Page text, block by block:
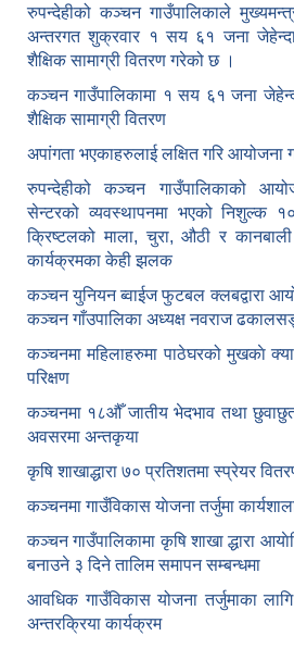
रुपन्देहीको कञ्चन गाउँपालिकाले
अन्तरगत शुक्रवार १ सय ६१ जना जेहेन्दार
शैक्षिक सामाग्री वितरण गरेको छ ।
कञ्चन गाउँपालिकामा १ सय ६१ जना
शैक्षिक सामाग्री वितरण
अपांगता भएकाहरुलाई लक्षित गरि आयोजना
रुपन्देहीको कञ्चन गाउँपालिकाको
सेन्टरको व्यवस्थापनमा भएको निशुल्क
क्रिष्टलको माला, चुरा, औठी र
कार्यक्रमका केही झलक
कञ्चन युनियन ब्वाईज फुटबल क्लबद्वारा
कञ्चन गाँउपालिका अध्यक्ष नवराज
कञ्‍चनमा महिलाहरुमा पाठेघरको मुखकाे
परिक्षण
कञ्‍चनमा १८औँ जातीय भेदभाव तथा छुवाछुत
अवसरमा अन्तकृया
कृषि शाखाद्धारा ७० प्रतिशतमा स्प्रेयर
कञ्‍चनमा गाउँविकास याेजना तर्जुमा
कञ्‍चन गाउँपालिकामा कृषि शाखा द्धारा
बनाउने ३ दिने तालिम समापन सम्बन्‍धमा
आवधिक गाउँविकास योजना तर्जुमाका
अन्तरक्रिया कार्यक्रम